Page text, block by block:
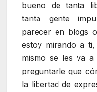
bueno de tanta
tanta gente
parecer en blogs
estoy mirando a
mismo se les va a
preguntarle que
la libertad de